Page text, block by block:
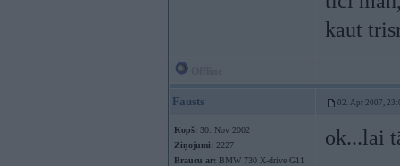
kaut
Fausts 02. Apr 2007,
Kopš: 30. Nov 2002
Ziņojumi: 2227
Braucu ar: BMW 730 X-drive G11
ok...lai